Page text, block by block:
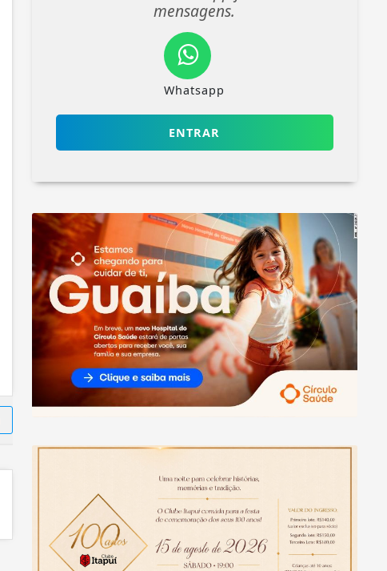
mensagens.
Whatsapp
ENTRAR